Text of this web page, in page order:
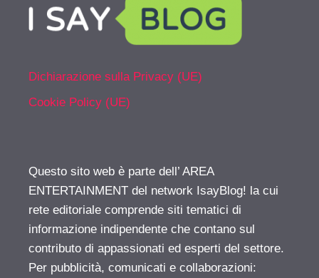
Dichiarazione sulla Privacy (UE)
Cookie Policy (UE)
Questo sito web è parte dell’ AREA
ENTERTAINMENT del network IsayBlog! la cui
rete editoriale comprende siti tematici di
informazione indipendente che contano sul
contributo di appassionati ed esperti del settore.
Per pubblicità, comunicati e collaborazioni: